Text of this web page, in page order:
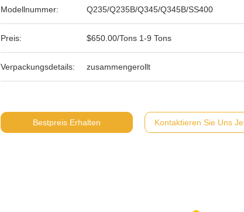
Modellnummer: Q235/Q235B/Q345/Q345B/SS400
Preis: $650.00/Tons 1-9 Tons
Verpackungsdetails: zusammengerollt
Bestpreis Erhalten Kontaktieren Sie Uns